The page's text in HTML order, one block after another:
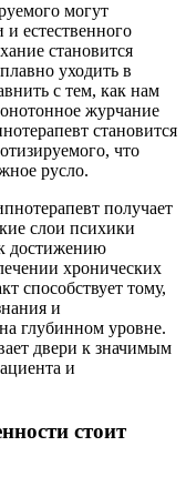
могут
и естественного
становится
уходить в
с тем, как нам
журчание
становится
что
русло.
получает
слои психики
достижению
хронических
способствует тому,
и
глубинном уровне.
двери к значимым
и
стоит